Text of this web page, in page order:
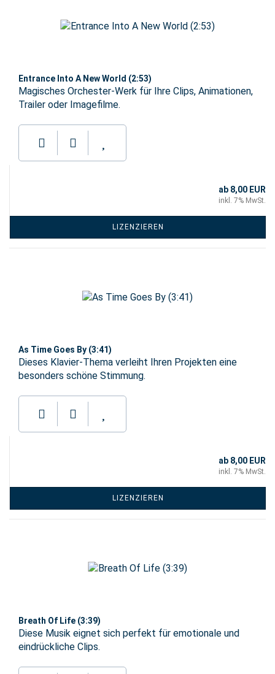
Entrance Into A New World (2:53)
Magisches Orchester-Werk für Ihre Clips, Animationen,
Trailer oder Imagefilme.
ab 8,00 EUR
inkl. 7% MwSt.
LIZENZIEREN
As Time Goes By (3:41)
Dieses Klavier-Thema verleiht Ihren Projekten eine
besonders schöne Stimmung.
ab 8,00 EUR
inkl. 7% MwSt.
LIZENZIEREN
Breath Of Life (3:39)
Diese Musik eignet sich perfekt für emotionale und
eindrückliche Clips.